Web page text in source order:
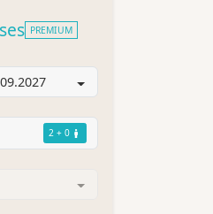
PREMIUM
2 + 0